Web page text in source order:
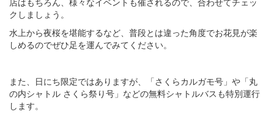
クしましょう。
水上から夜桜を堪能するなど、普段とは違った角度でお花見が楽
しめるのでぜひ足を運んでみてください。
また、日にち限定ではありますが、「さくらカルガモ号」や「丸
の内シャトル さくら祭り号」などの無料シャトルバスも特別運行
します。